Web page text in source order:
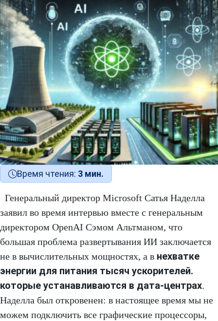
Время чтения: 3 мин.
Генеральный директор Microsoft Сатья Наделла
заявил во время интервью вместе с генеральным
директором OpenAI Сэмом Альтманом, что
большая проблема развертывания ИИ заключается
не в вычислительных мощностях, а в нехватке
энергии для питания тысяч ускорителей.
которые устанавливаются в дата-центрах.
Наделла был откровенен: в настоящее время мы не
можем подключить все графические процессоры,